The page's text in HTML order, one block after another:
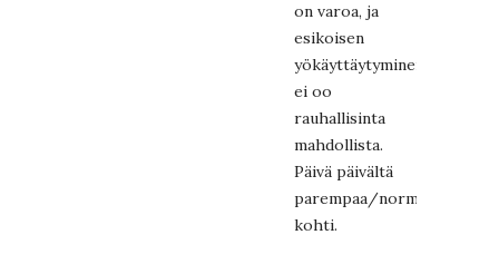
on varoa, ja
esikoisen
yökäyttäytyminen
ei oo
rauhallisinta
mahdollista.
Päivä päivältä
parempaa/
kohti.